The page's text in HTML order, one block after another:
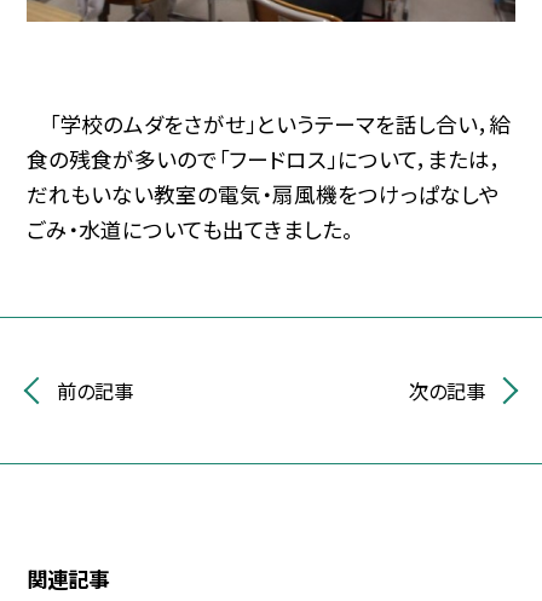
「学校のムダをさがせ」というテーマを話し合い，給
食の残食が多いので「フードロス」について，または，
だれもいない教室の電気・扇風機をつけっぱなしや
ごみ・水道についても出てきました。
前の記事 次の記事
関連記事